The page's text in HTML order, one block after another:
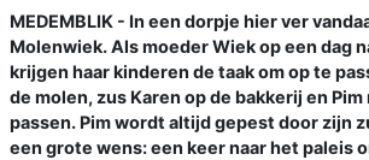
MEDEMBLIK - In een dorpje hier ver
Molenwiek. Als moeder Wiek op een dag
krijgen haar kinderen de taak om op te
de molen, zus Karen op de bakkerij en Pim
passen. Pim wordt altijd gepest door zijn
een grote wens: een keer naar het paleis